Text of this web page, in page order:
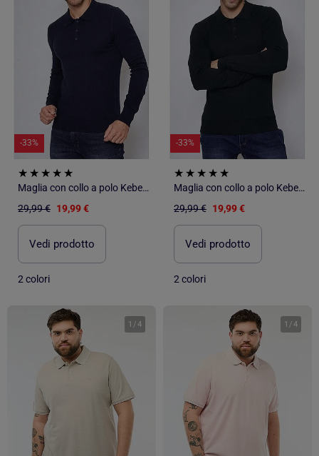
-33%
Maglia con collo a polo Kebello
29,99 € 19,99 €
Vedi prodotto
2 colori
-33%
Maglia con collo a polo Kebello
29,99 € 19,99 €
Vedi prodotto
2 colori
1 /4 1 /4